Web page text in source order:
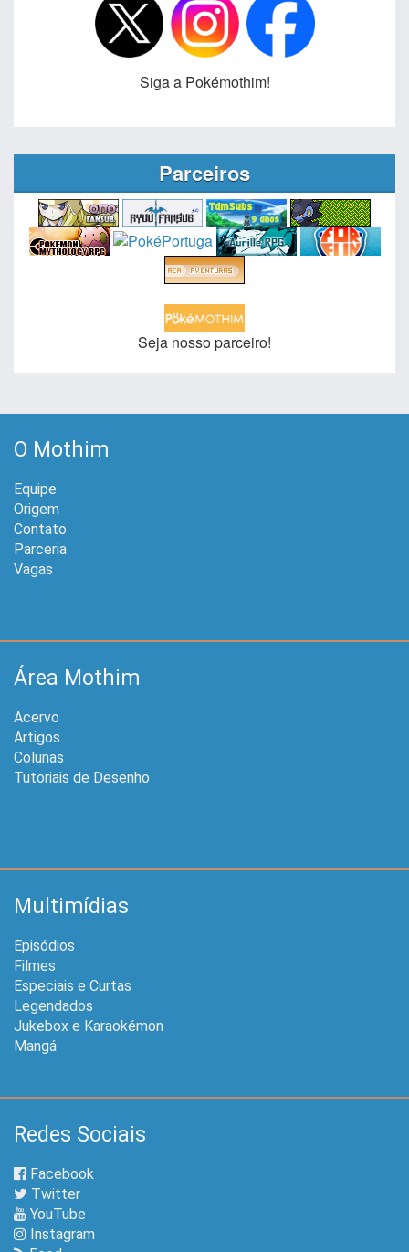
Siga a Pokémothim!
Parceiros
Seja nosso parceiro!
O Mothim
Equipe
Origem
Contato
Parceria
Vagas
Área Mothim
Acervo
Artigos
Colunas
Tutoriais de Desenho
Multimídias
Episódios
Filmes
Especiais e Curtas
Legendados
Jukebox e Karaokémon
Mangá
Redes Sociais
Facebook
Twitter
YouTube
Instagram